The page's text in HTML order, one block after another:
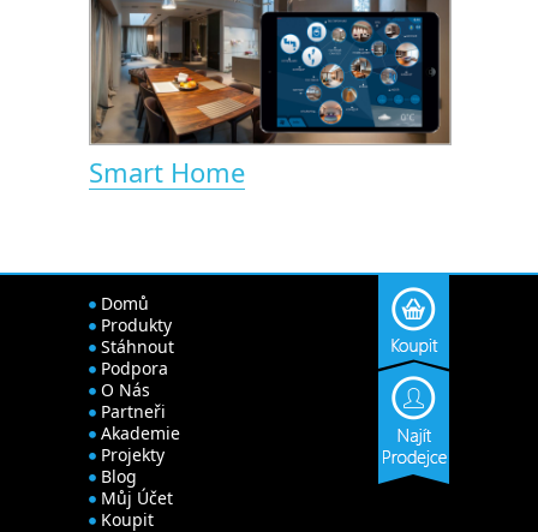
Smart Home
Domů
Produkty
Stáhnout
Podpora
O Nás
Partneři
Akademie
Projekty
Blog
Můj Účet
Koupit